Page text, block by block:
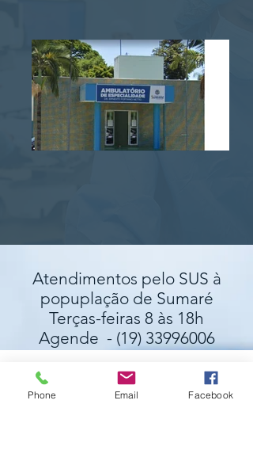
Atendimentos pelo SUS à
popuplação de Sumaré
Terças-feiras 8 às 18h
Agende - (19) 33996006
Phone Email Facebook